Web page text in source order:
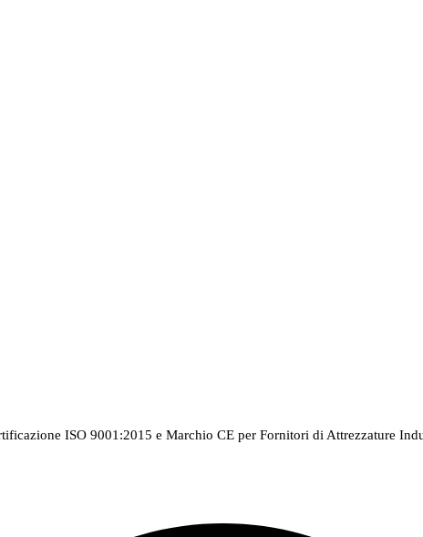
ISO 9001:2015 e Marchio CE per Fornitori di Attrezzature